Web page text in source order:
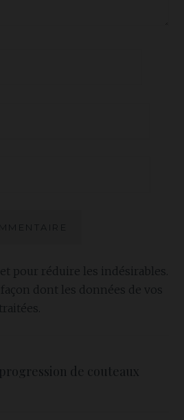
pour réduire les indésirables.
dont les données de vos
de couteaux